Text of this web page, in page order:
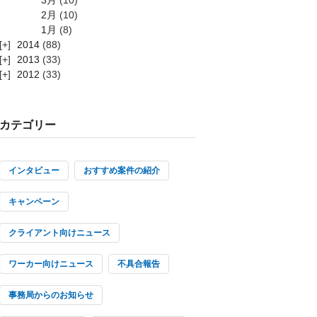
2月 (10)
1月 (8)
2014 (88)
2013 (33)
2012 (33)
カテゴリー
インタビュー おすすめ案件の紹介
キャンペーン
クライアント向けニュース
ワーカー向けニュース 不具合報告
事務局からのお知らせ